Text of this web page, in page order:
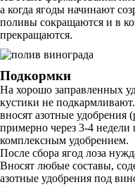
а когда ягоды начинают
поливы сокращаются и в
прекращаются.
Подкормки
На хорошо заправленных
кустики не
вносят азотные удобрения
примерно через 3-4
комплексным удобрением.
После сбора ягод лоза
Вносят любые составы,
азотные удобрения под